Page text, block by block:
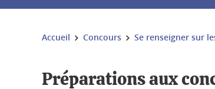
Vous êtes ici :
Accueil Concours Se renseigner sur
Préparations aux